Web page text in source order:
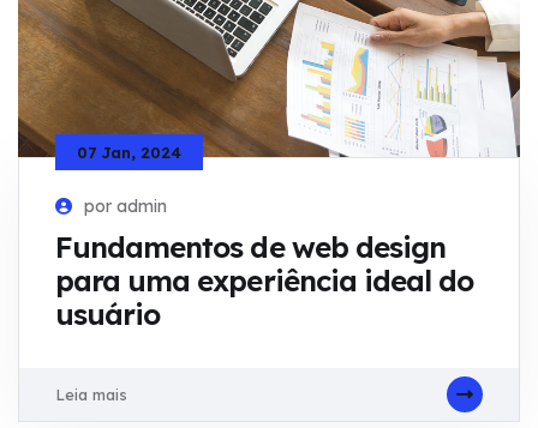
07 Jan, 2024
por admin
Fundamentos de web design
para uma experiência ideal do
usuário
Leia mais